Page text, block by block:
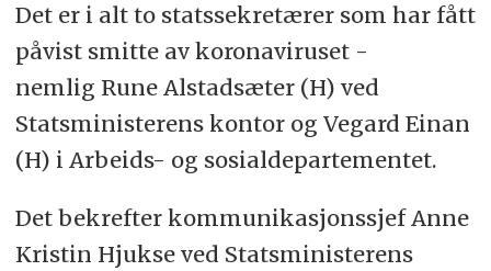
Det er i alt to statssekretærer som har fått
påvist smitte av koronaviruset -
nemlig Rune Alstadsæter (H) ved
Statsministerens kontor og Vegard Einan
(H) i Arbeids- og sosialdepartementet.
Det bekrefter kommunikasjonssjef Anne
Kristin Hjukse ved Statsministerens